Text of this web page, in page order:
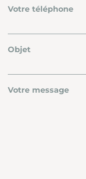
Votre téléphone
Objet
Votre message